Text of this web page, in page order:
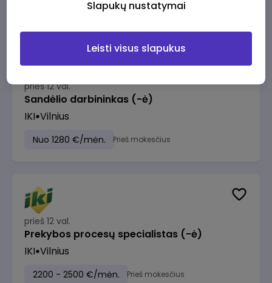
3000 - 3650 €/mėn. Prieš mokesčius
prieš 12 val.
Sandėlio darbininkas (-ė)
IKI Vilnius
Nuo 1280 €/mėn. Prieš mokesčius
prieš 12 val.
Prekybos procesų specialistas (-ė)
IKI Vilnius
2200 - 2500 €/mėn. Prieš mokesčius
Slapukų nustatymai
Leisti visus slapukus